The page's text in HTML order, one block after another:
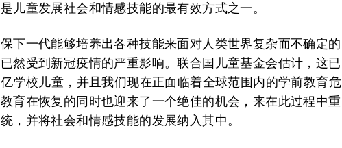
儿童发展社会和情感技能的最有效方式之一。
下一代能够培养出各种技能来面对人类世界复杂而不确定的
然受到新冠疫情的严重影响。联合国儿童基金会估计，这已
学校儿童，并且我们现在正面临着全球范围内的学前教育危
育在恢复的同时也迎来了一个绝佳的机会，来在此过程中重
，并将社会和情感技能的发展纳入其中。